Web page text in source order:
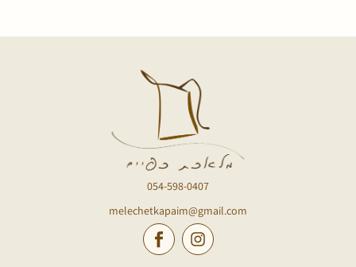
054-598-0407
melechetkapaim@gmail.com